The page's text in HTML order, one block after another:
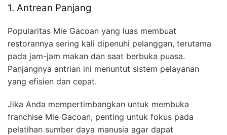
1. Antrean Panjang
Popularitas Mie Gacoan yang luas membuat
restorannya sering kali dipenuhi pelanggan, terutama
pada jam-jam makan dan saat berbuka puasa.
Panjangnya antrian ini menuntut sistem pelayanan
yang efisien dan cepat.
Jika Anda mempertimbangkan untuk membuka
franchise Mie Gacoan, penting untuk fokus pada
pelatihan sumber daya manusia agar dapat